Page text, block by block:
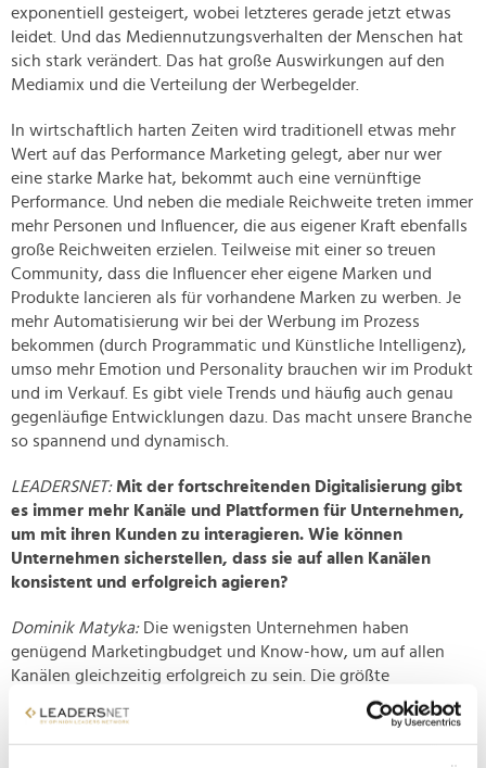
exponentiell gesteigert, wobei letzteres gerade jetzt etwas
leidet. Und das Mediennutzungsverhalten der Menschen hat
sich stark verändert. Das hat große Auswirkungen auf den
Mediamix und die Verteilung der Werbegelder.
In wirtschaftlich harten Zeiten wird traditionell etwas mehr
Wert auf das Performance Marketing gelegt, aber nur wer
eine starke Marke hat, bekommt auch eine vernünftige
Performance. Und neben die mediale Reichweite treten immer
mehr Personen und Influencer, die aus eigener Kraft ebenfalls
große Reichweiten erzielen. Teilweise mit einer so treuen
Community, dass die Influencer eher eigene Marken und
Produkte lancieren als für vorhandene Marken zu werben. Je
mehr Automatisierung wir bei der Werbung im Prozess
bekommen (durch Programmatic und Künstliche Intelligenz),
umso mehr Emotion und Personality brauchen wir im Produkt
und im Verkauf. Es gibt viele Trends und häufig auch genau
gegenläufige Entwicklungen dazu. Das macht unsere Branche
so spannend und dynamisch.
LEADERSNET: Mit der fortschreitenden Digitalisierung gibt
es immer mehr Kanäle und Plattformen für Unternehmen,
um mit ihren Kunden zu interagieren. Wie können
Unternehmen sicherstellen, dass sie auf allen Kanälen
konsistent und erfolgreich agieren?
Dominik Matyka: Die wenigsten Unternehmen haben
genügend Marketingbudget und Know-how, um auf allen
Kanälen gleichzeitig erfolgreich zu sein. Die größte
Herausforderung für Marketer aktuell lautet: Erwirtschafte mit
gleichem oder sinkendem Budget einen positiven ROI. Und
das bitte bei einer wachsenden Anzahl von Kanälen. Es geht